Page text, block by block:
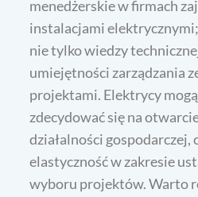
menedżerskie w firmach
instalacjami
nie tylko wiedzy
umiejętności zarządzania
projektami. Elektrycy
zdecydować się na
działalności gospodarczej,
elastyczność w zakresie
wyboru projektów. Warto